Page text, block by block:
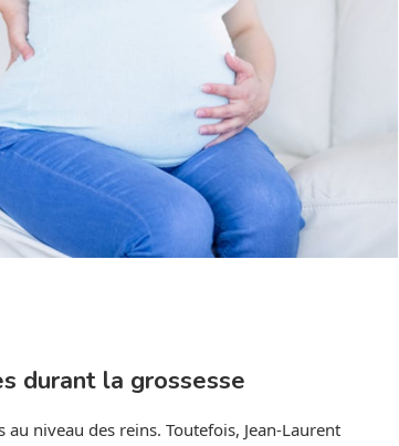
durant la grossesse
niveau des reins. Toutefois, Jean-Laurent